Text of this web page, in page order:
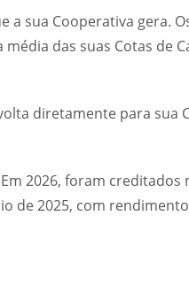
sua Cooperativa gera.
das suas Cotas de
diretamente para sua
2026, foram creditados
de 2025, com